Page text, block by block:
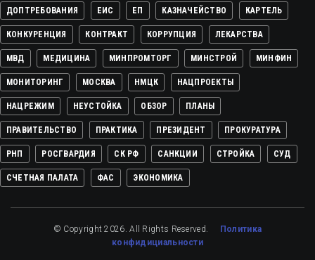
ДОПТРЕБОВАНИЯ ЕИС ЕП КАЗНАЧЕЙСТВО КАРТЕЛЬ
КОНКУРЕНЦИЯ КОНТРАКТ КОРРУПЦИЯ ЛЕКАРСТВА
МВД МЕДИЦИНА МИНПРОМТОРГ МИНСТРОЙ МИНФИН
МОНИТОРИНГ МОСКВА НМЦК НАЦПРОЕКТЫ
НАЦРЕЖИМ НЕУСТОЙКА ОБЗОР ПЛАНЫ
ПРАВИТЕЛЬСТВО ПРАКТИКА ПРЕЗИДЕНТ ПРОКУРАТУРА
РНП РОСГВАРДИЯ СК РФ САНКЦИИ СТРОЙКА СУД
СЧЕТНАЯ ПАЛАТА ФАС ЭКОНОМИКА
© Copyright 2026. All Rights Reserved.
Политика
конфидициальности